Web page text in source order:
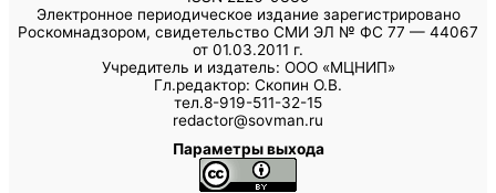
Электронное периодическое издание зарегистрировано
Роскомнадзором, свидетельство СМИ ЭЛ № ФС 77 — 44067
от 01.03.2011 г.
Учредитель и издатель: ООО «МЦНИП»
Гл.редактор: Скопин О.В.
тел.8-919-511-32-15
redactor@sovman.ru
Параметры выхода